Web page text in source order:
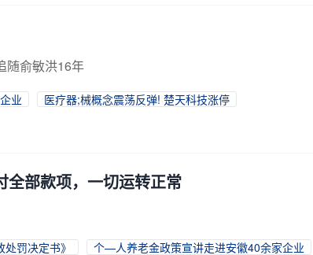
随俞敏洪16年
业
医疗器;械概念震荡反弹! 楚天科技涨停
全部款项，一切运转正常
罚决定书》
个—人养老金政策宣讲走进安徽40余家企业